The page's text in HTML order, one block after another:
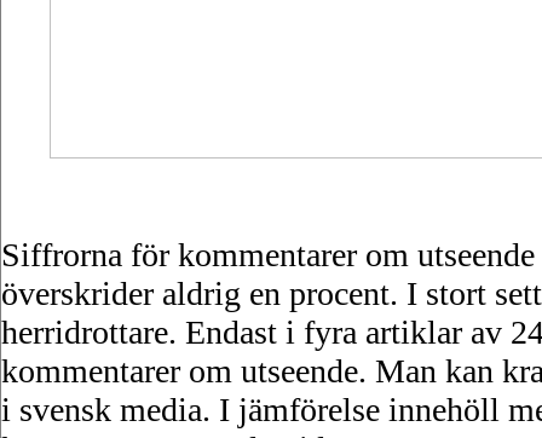
Siffrorna för kommentarer om
överskrider aldrig en procent. I stort
herridrottare. Endast i fyra artiklar av
kommentarer om utseende. Man kan
i svensk media. I jämförelse innehöll